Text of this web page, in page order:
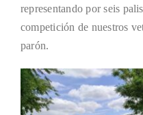
representando por seis
competición de nuestros
parón.